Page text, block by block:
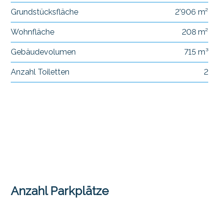
Grundstücksfläche 2'906 m²
Wohnfläche 208 m²
Gebäudevolumen 715 m³
Anzahl Toiletten 2
Anzahl Parkplätze